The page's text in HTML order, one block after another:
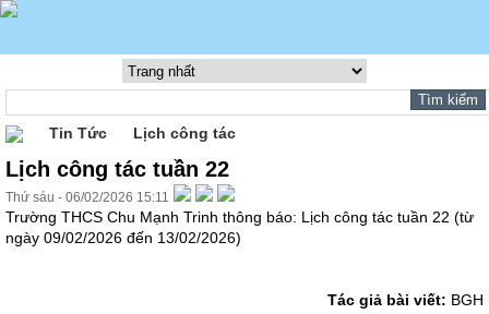
Tin Tức Lịch công tác
Lịch công tác tuần 22
Thứ sáu - 06/02/2026 15:11
Trường THCS Chu Mạnh Trinh thông báo: Lịch công tác tuần 22 (từ
ngày 09/02/2026 đến 13/02/2026)
Tác giả bài viết: BGH